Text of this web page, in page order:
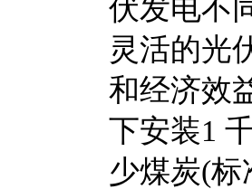
伏发电不
灵活的光
和经济效
下安装1
少煤炭(